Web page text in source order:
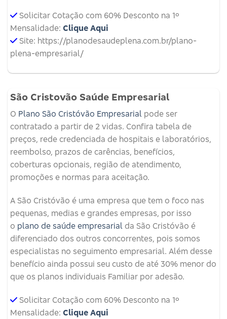
Solicitar Cotação com 60% Desconto na 1º
Mensalidade: Clique Aqui
Site: https://planodesaudeplena.com.br/plano-
plena-empresarial/
São Cristovão Saúde Empresarial
O Plano São Cristóvão Empresarial pode ser
contratado a partir de 2 vidas. Confira tabela de
preços, rede credenciada de hospitais e laboratórios,
reembolso, prazos de carências, benefícios,
coberturas opcionais, região de atendimento,
promoções e normas para aceitação.
A São Cristóvão é uma empresa que tem o foco nas
pequenas, medias e grandes empresas, por isso
o plano de saúde empresarial da São Cristóvão é
diferenciado dos outros concorrentes, pois somos
especialistas no seguimento empresarial. Além desse
benefício ainda possui seu custo de até 30% menor do
que os planos individuais Familiar por adesão.
Solicitar Cotação com 60% Desconto na 1º
Mensalidade: Clique Aqui